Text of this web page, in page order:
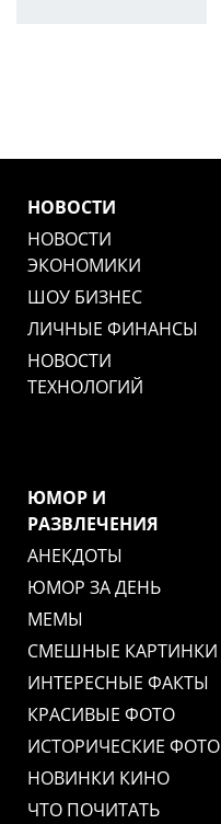
НОВОСТИ
НОВОСТИ
ЭКОНОМИКИ
ШОУ БИЗНЕС
ЛИЧНЫЕ ФИНАНСЫ
НОВОСТИ
ТЕХНОЛОГИЙ
ЮМОР И
РАЗВЛЕЧЕНИЯ
АНЕКДОТЫ
ЮМОР ЗА ДЕНЬ
МЕМЫ
СМЕШНЫЕ КАРТИНКИ
ИНТЕРЕСНЫЕ ФАКТЫ
КРАСИВЫЕ ФОТО
ИСТОРИЧЕСКИЕ ФОТО
НОВИНКИ КИНО
ЧТО ПОЧИТАТЬ